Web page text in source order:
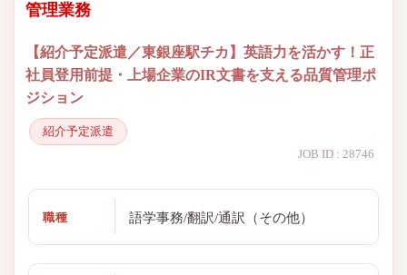
管理業務
【紹介予定派遣／東銀座駅チカ】英語力を活かす！正
社員登用前提・上場企業のIR文書を支える品質管理ポ
ジション
紹介予定派遣
JOB ID : 28746
職種 語学事務/翻訳/通訳（その他）